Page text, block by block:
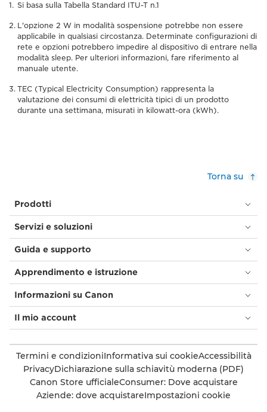
Si basa sulla Tabella Standard ITU-T n.1
L'opzione 2 W in modalità sospensione potrebbe non essere
applicabile in qualsiasi circostanza. Determinate configurazioni di
rete e opzioni potrebbero impedire al dispositivo di entrare nella
modalità sleep. Per ulteriori informazioni, fare riferimento al
manuale utente.
TEC (Typical Electricity Consumption) rappresenta la
valutazione dei consumi di elettricità tipici di un prodotto
durante una settimana, misurati in kilowatt-ora (kWh).
Torna su
Prodotti
Servizi e soluzioni
Guida e supporto
Apprendimento e istruzione
Informazioni su Canon
Il mio account
Termini e condizioniInformativa sui cookieAccessibilità
PrivacyDichiarazione sulla schiavitù moderna (PDF)
Canon Store ufficialeConsumer: Dove acquistare
Aziende: dove acquistareImpostazioni cookie